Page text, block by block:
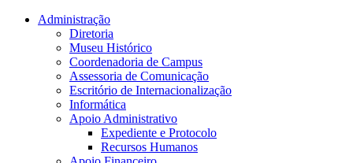
Conteúdo principal Menu principal
Administração
Diretoria
Museu Histórico
Coordenadoria de Campus
Assessoria de Comunicação
Escritório de Internacionalização
Informática
Apoio Administrativo
Expediente e Protocolo
Recursos Humanos